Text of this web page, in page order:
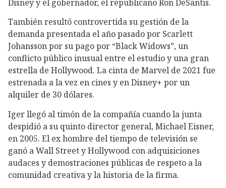
Disney y el gobernador, el republicano Ron DeSantis.
También resultó controvertida su gestión de la
demanda presentada el año pasado por Scarlett
Johansson por su pago por “Black Widows”, un
conflicto público inusual entre el estudio y una gran
estrella de Hollywood. La cinta de Marvel de 2021 fue
estrenada a la vez en cines y en Disney+ por un
alquiler de 30 dólares.
Iger llegó al timón de la compañía cuando la junta
despidió a su quinto director general, Michael Eisner,
en 2005. El ex hombre del tiempo de televisión se
ganó a Wall Street y Hollywood con adquisiciones
audaces y demostraciones públicas de respeto a la
comunidad creativa y la historia de la firma.